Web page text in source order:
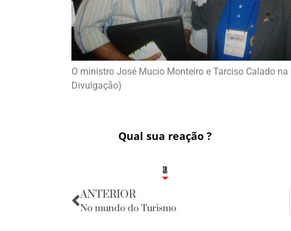
O ministro José Mucio Monteiro e Tarciso Calado
Divulgação)
Qual sua reação ?
1
2
8
ANTERIOR
No mundo do Turismo